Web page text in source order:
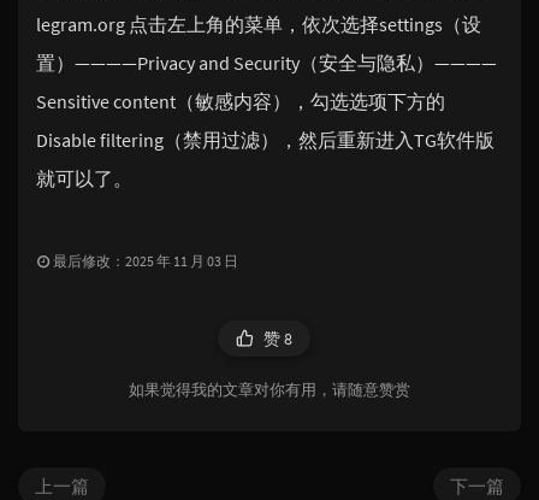
legram.org 点击左上角的菜单，依次选择settings（设
置）————Privacy and Security（安全与隐私）————
Sensitive content（敏感内容），勾选选项下方的
Disable filtering（禁用过滤），然后重新进入TG软件版
就可以了。
最后修改：2025 年 11 月 03 日
赞8
如果觉得我的文章对你有用，请随意赞赏
下一篇
上一篇